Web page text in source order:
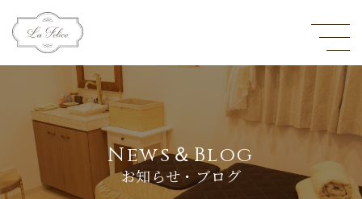
News＆Blog
お知らせ・ブログ